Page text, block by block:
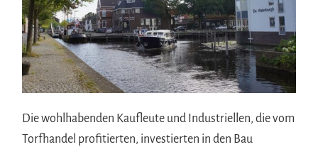
Die wohlhabenden Kaufleute und Industriellen, die vom
Torfhandel profitierten, investierten in den Bau